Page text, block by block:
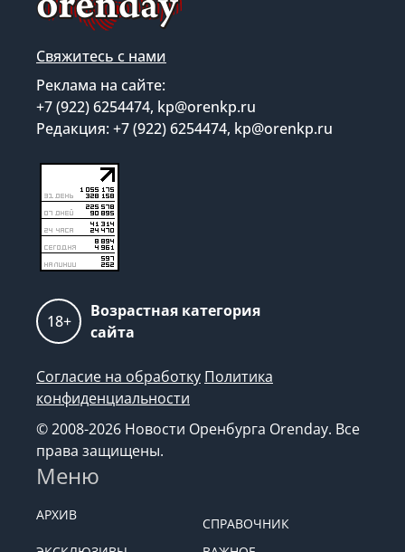
Свяжитесь с нами
Реклама на сайте:
+7 (922) 6254474, kp@orenkp.ru
Редакция: +7 (922) 6254474, kp@orenkp.ru
18+
Возрастная категория
сайта
Согласие на обработку Политика
конфиденциальности
© 2008-2026 Новости Оренбурга Orenday. Все
права защищены.
Меню
АРХИВ
СПРАВОЧНИК